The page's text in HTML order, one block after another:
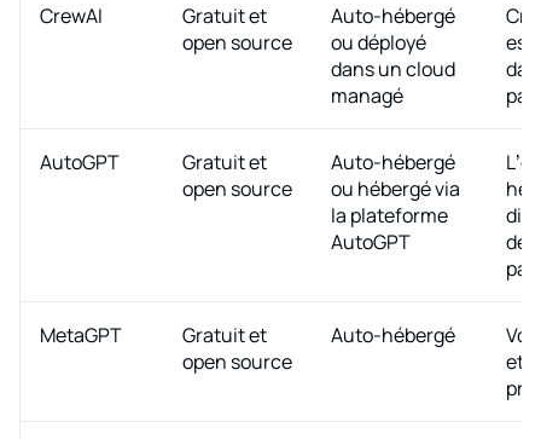
CrewAI
Gratuit et
open source
Auto-hébergé
ou déployé
dans un cloud
managé
est
AutoGPT
Gratuit et
open source
Auto-hébergé
ou hébergé via
la plateforme
AutoGPT
MetaGPT
Gratuit et
open source
Auto-hébergé
et